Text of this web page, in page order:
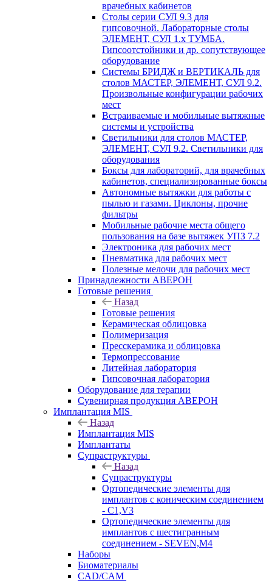
врачебных кабинетов
Столы серии СУЛ 9.3 для
гипсовочной. Лабораторные столы
ЭЛЕМЕНТ, СУЛ 1.х ТУМБА.
Гипсоотстойники и др. сопутствующее
оборудование
Системы БРИДЖ и ВЕРТИКАЛЬ для
столов МАСТЕР, ЭЛЕМЕНТ, СУЛ 9.2.
Произвольные конфигурации рабочих
мест
Встраиваемые и мобильные вытяжные
системы и устройства
Светильники для столов МАСТЕР,
ЭЛЕМЕНТ, СУЛ 9.2. Светильники для
оборудования
Боксы для лабораторий, для врачебных
кабинетов, специализированные боксы
Автономные вытяжки для работы с
пылью и газами. Циклоны, прочие
фильтры
Мобильные рабочие места общего
пользования на базе вытяжек УПЗ 7.2
Электроника для рабочих мест
Пневматика для рабочих мест
Полезные мелочи для рабочих мест
Принадлежности АВЕРОН
Готовые решения
Назад
Готовые решения
Керамическая облицовка
Полимеризация
Пресскерамика и облицовка
Термопрессование
Литейная лаборатория
Гипсовочная лаборатория
Оборудование для терапии
Сувенирная продукция АВЕРОН
Имплантация MIS
Назад
Имплантация MIS
Имплантаты
Супраструктуры
Назад
Супраструктуры
Ортопедические элементы для
имплантов с коническим соединением
- C1,V3
Ортопедические элементы для
имплантов с шестигранным
соединением - SEVEN,M4
Наборы
Биоматериалы
CAD/CAM